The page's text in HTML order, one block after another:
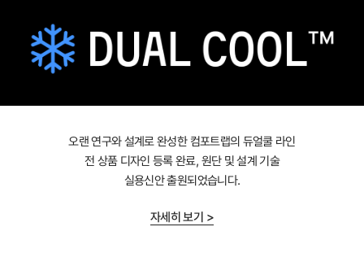
오랜 연구와 설계로 완성한 컴포트랩의 듀얼쿨 라인
전 상품 디자인 등록 완료, 원단 및 설계 기술
실용신안 출원되었습니다.
자세히 보기 >